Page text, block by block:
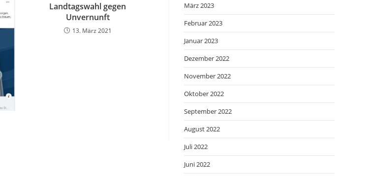
Landtagswahl gegen
Unvernunft
13. März 2021
März 2023
Februar 2023
Januar 2023
Dezember 2022
November 2022
Oktober 2022
September 2022
August 2022
Juli 2022
Juni 2022